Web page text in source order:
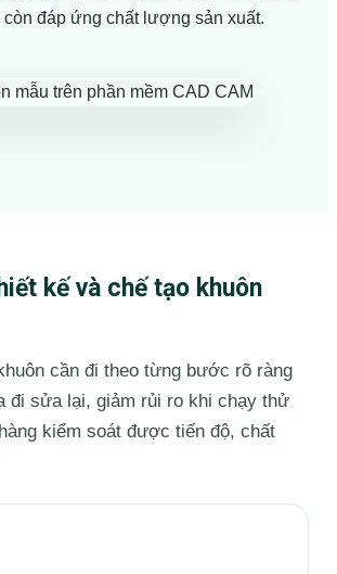
còn đáp ứng chất lượng sản xuất.
kế và chế tạo khuôn
cần đi theo từng bước rõ ràng
đi sửa lại, giảm rủi ro khi chạy thử
kiểm soát được tiến độ, chất